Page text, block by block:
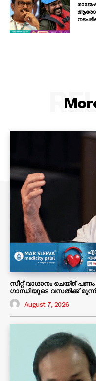
സീറ്റ് വാഗ്ദാനം ചെയ്ത്
ഗാന്ധിയുടെ വസതിക്ക്
August 7, 2026